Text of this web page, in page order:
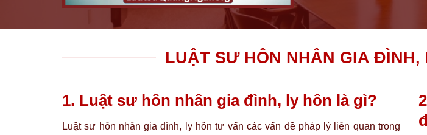
LUẬT SƯ HÔN NHÂN GIA ĐÌNH,
1. Luật sư hôn nhân gia đình, ly hôn là gì?
Luật sư hôn nhân gia đình, ly hôn tư vấn các vấn đề pháp lý liên quan trong